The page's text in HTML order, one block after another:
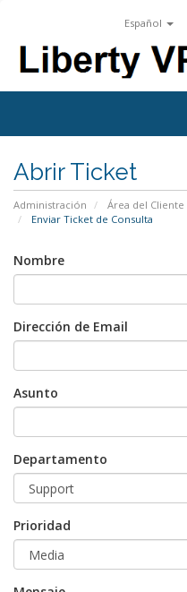
Español
Abrir Ticket
Administración Área del Cliente
Enviar Ticket de Consulta
Nombre
Dirección de Email
Asunto
Departamento
Prioridad